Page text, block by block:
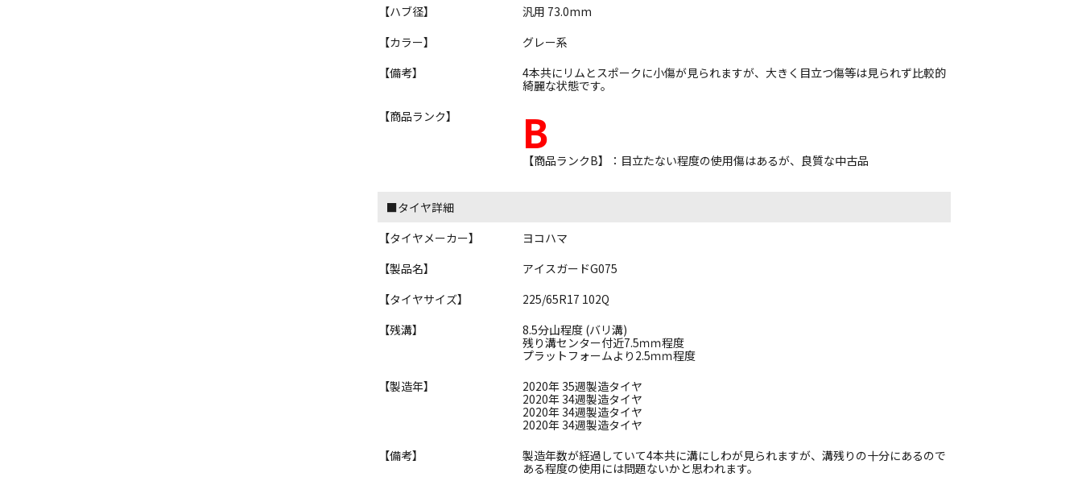
【ハブ径】
汎用 73.0mm
【カラー】
グレー系
【備考】
4本共にリムとスポークに小傷が見られますが、大きく目立つ傷等は見られず比較的
綺麗な状態です。
【商品ランク】
B
【商品ランクB】：目立たない程度の使用傷はあるが、良質な中古品
■タイヤ詳細
【タイヤメーカー】
ヨコハマ
【製品名】
アイスガードG075
【タイヤサイズ】
225/65R17 102Q
【残溝】
8.5分山程度 (バリ溝)
残り溝センター付近7.5ｍｍ程度
プラットフォームより2.5ｍｍ程度
【製造年】
2020年 35週製造タイヤ
2020年 34週製造タイヤ
2020年 34週製造タイヤ
2020年 34週製造タイヤ
【備考】
製造年数が経過していて4本共に溝にしわが見られますが、溝残りの十分にあるので
ある程度の使用には問題ないかと思われます。